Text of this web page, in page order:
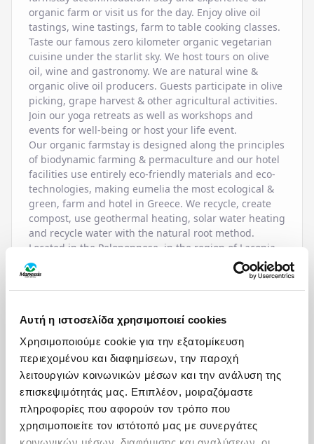
Αυτή η ιστοσελίδα χρησιμοποιεί cookies
Χρησιμοποιούμε cookie για την εξατομίκευση
περιεχομένου και διαφημίσεων, την παροχή
λειτουργιών κοινωνικών μέσων και την ανάλυση της
επισκεψιμότητάς μας. Επιπλέον, μοιραζόμαστε
πληροφορίες που αφορούν τον τρόπο που
χρησιμοποιείτε τον ιστότοπό μας με συνεργάτες
organic farm or visit us for the day. Enjoy olive oil
tastings, wine tastings, farm to table cooking classes.
Taste our famous zero kilometer organic vegetarian
cuisine under the starlit sky. We host tours on olive
oil, wine and gastronomy. We are natural wine &
organic olive oil producers. Guests participate in olive
picking, grape harvest & other agricultural activities.
Join our yoga retreats as well as workshops and
events for well-being or host your life event.
Our organic farmstay is designed along the principles
of biodynamic farming & permaculture and our hotel
facilities use entirely eco-friendly materials and eco-
technologies, making eumelia the most ecological &
green, farm and hotel in Greece. We recycle, create
compost, use geothermal heating, solar water heating
and recycle water with the natural root method.
Located in the Peloponnese, in the region of Laconia
near the village of Gouves, we welcome guests from
around the world throughout the year.
ΠΑΡΟΧΕΣ
HOTEL SERVICES
24-Hour Reception /
Front Desk
Air-Condition
Service
Games / Play Room
Gift Shop
ΧΑΡΤΗΣ